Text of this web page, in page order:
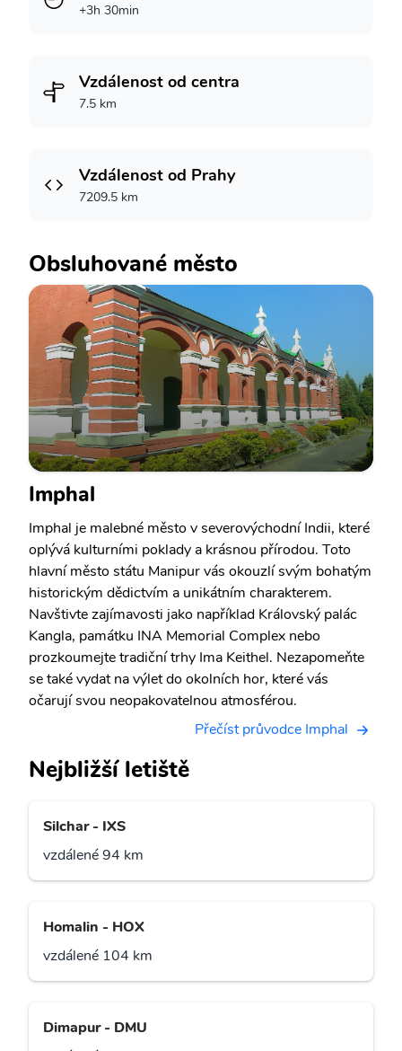
+3h 30min
Vzdálenost od centra
7.5 km
Vzdálenost od Prahy
7209.5 km
Obsluhované město
Imphal
Imphal je malebné město v severovýchodní Indii, které
oplývá kulturními poklady a krásnou přírodou. Toto
hlavní město státu Manipur vás okouzlí svým bohatým
historickým dědictvím a unikátním charakterem.
Navštivte zajímavosti jako například Královský palác
Kangla, památku INA Memorial Complex nebo
prozkoumejte tradiční trhy Ima Keithel. Nezapomeňte
se také vydat na výlet do okolních hor, které vás
očarují svou neopakovatelnou atmosférou.
Přečíst průvodce Imphal
Nejbližší letiště
Silchar - IXS
vzdálené 94 km
Homalin - HOX
vzdálené 104 km
Dimapur - DMU